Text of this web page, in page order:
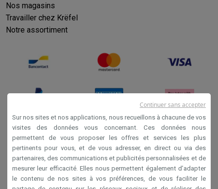
Nos magasins
Travailler chez Krëfel
Notre assortiment
Conditions générales de vente
Privacy
Disclaimer
Sur nos sites et nos applications, nous recueillons à chacune de vos
visites des données vous concernant. Ces données nous
permettent de vous proposer les offres et services les plus
pertinents pour vous, et de vous adresser, en direct ou via des
partenaires, des communications et publicités personnalisées et de
mesurer leur efficacité. Elles nous permettent également d’adapter
le contenu de nos sites à vos préférences, de vous faciliter le
Continuer sans accepter